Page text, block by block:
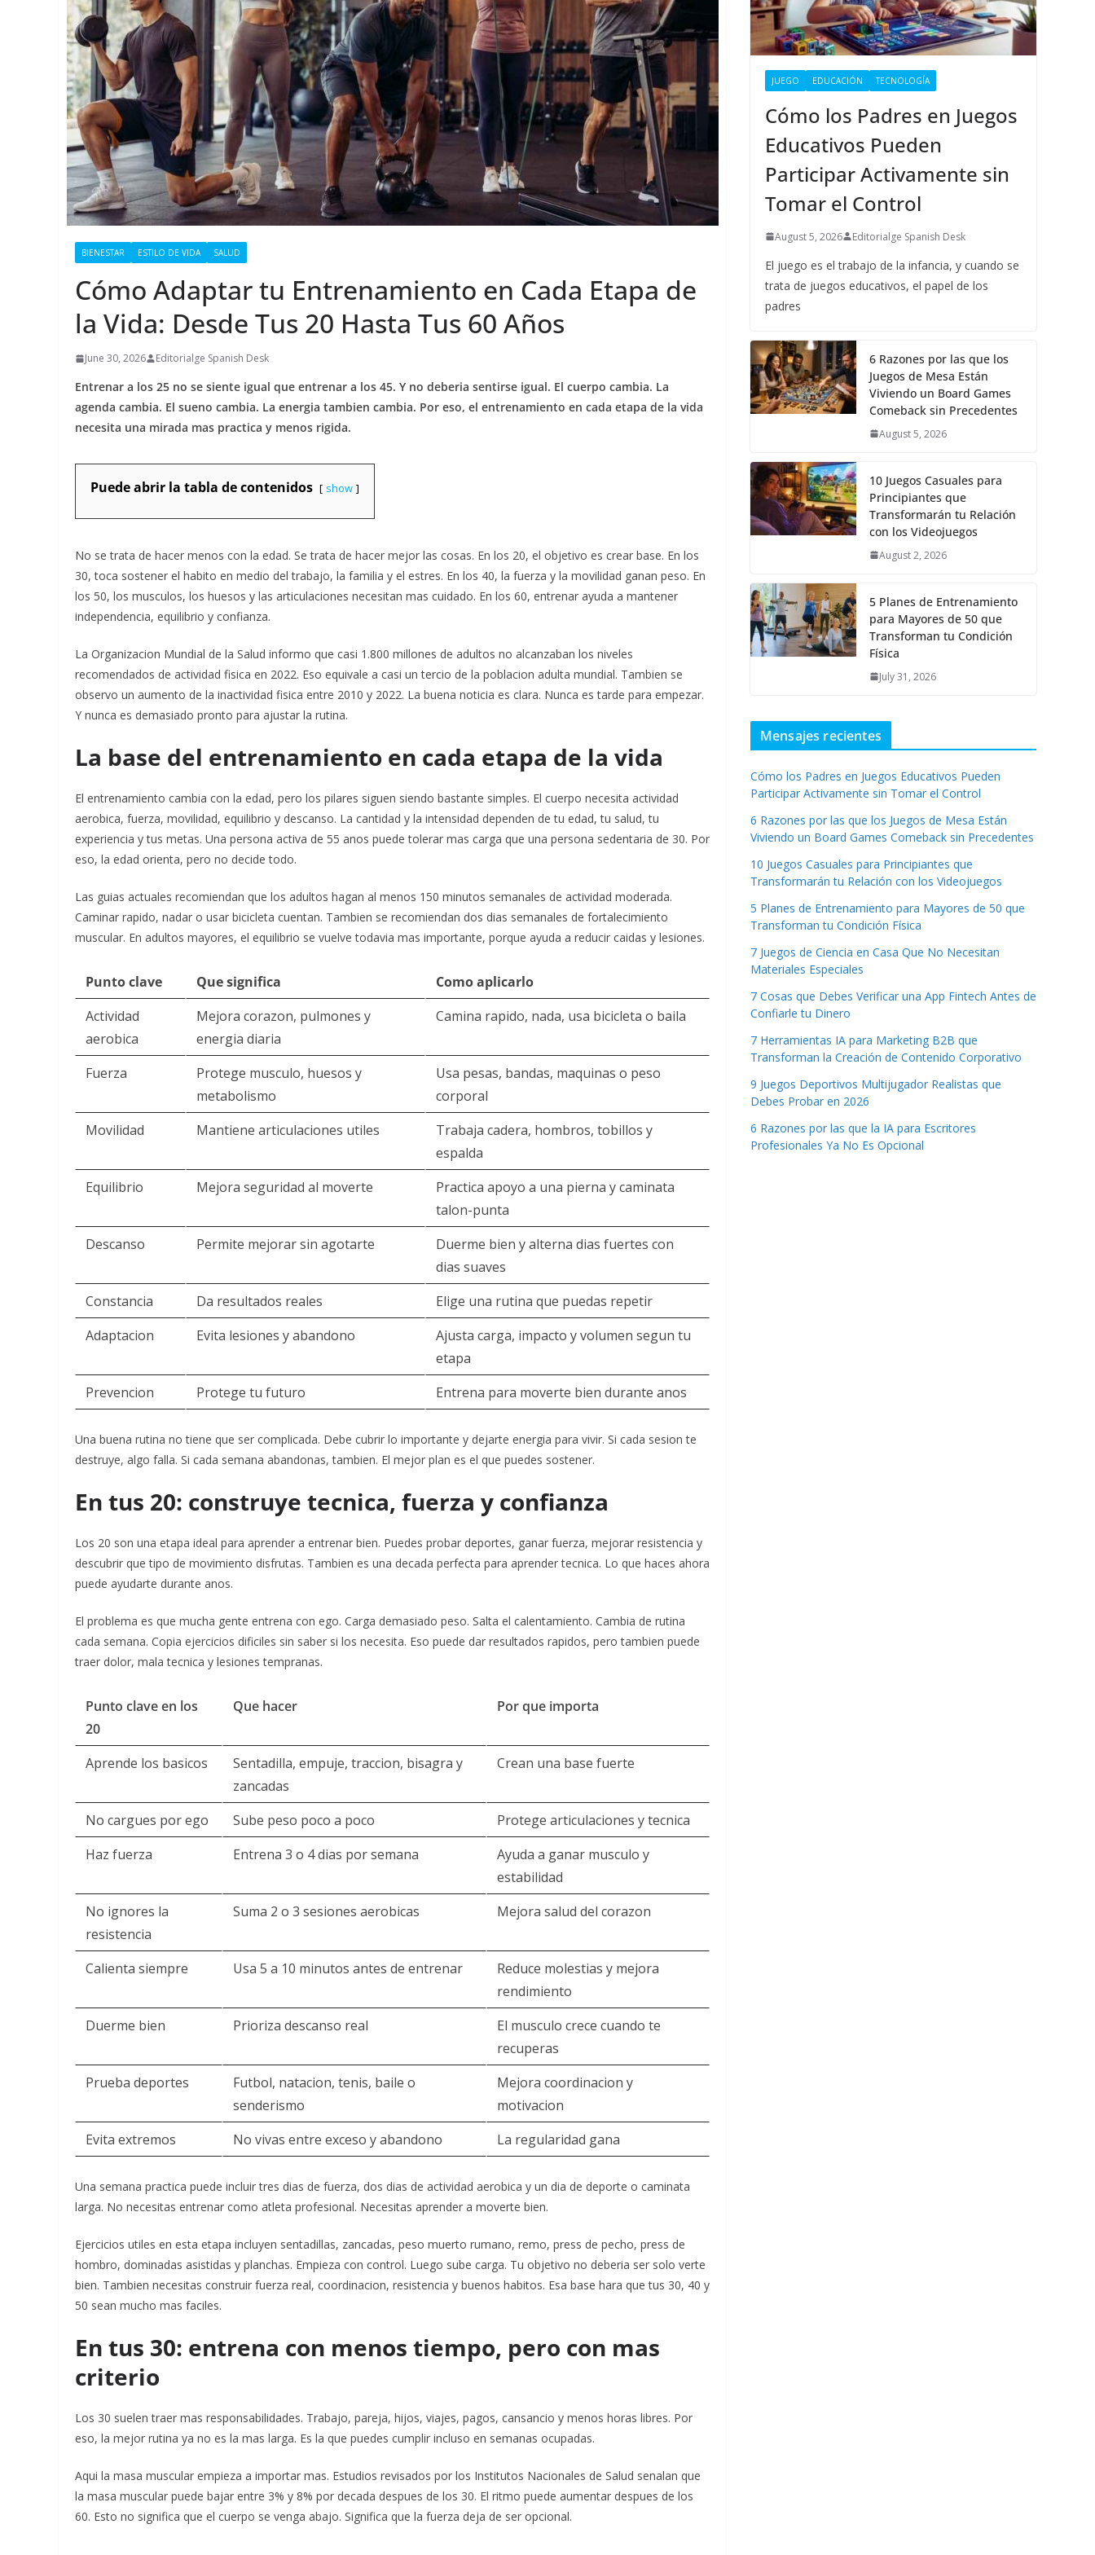
BIENESTAR ESTILO DE VIDA SALUD
Cómo Adaptar tu Entrenamiento en Cada Etapa de
la Vida: Desde Tus 20 Hasta Tus 60 Años
June 30, 2026 Editorialge Spanish Desk
Entrenar a los 25 no se siente igual que entrenar a los 45. Y no deberia sentirse igual. El cuerpo cambia. La
agenda cambia. El sueno cambia. La energia tambien cambia. Por eso, el entrenamiento en cada etapa de la vida
necesita una mirada mas practica y menos rigida.
Puede abrir la tabla de contenidos show
No se trata de hacer menos con la edad. Se trata de hacer mejor las cosas. En los 20, el objetivo es crear base. En los
30, toca sostener el habito en medio del trabajo, la familia y el estres. En los 40, la fuerza y la movilidad ganan peso. En
los 50, los musculos, los huesos y las articulaciones necesitan mas cuidado. En los 60, entrenar ayuda a mantener
independencia, equilibrio y confianza.
La Organizacion Mundial de la Salud informo que casi 1.800 millones de adultos no alcanzaban los niveles
recomendados de actividad fisica en 2022. Eso equivale a casi un tercio de la poblacion adulta mundial. Tambien se
observo un aumento de la inactividad fisica entre 2010 y 2022. La buena noticia es clara. Nunca es tarde para empezar.
Y nunca es demasiado pronto para ajustar la rutina.
La base del entrenamiento en cada etapa de la vida
El entrenamiento cambia con la edad, pero los pilares siguen siendo bastante simples. El cuerpo necesita actividad
aerobica, fuerza, movilidad, equilibrio y descanso. La cantidad y la intensidad dependen de tu edad, tu salud, tu
experiencia y tus metas. Una persona activa de 55 anos puede tolerar mas carga que una persona sedentaria de 30. Por
eso, la edad orienta, pero no decide todo.
Las guias actuales recomiendan que los adultos hagan al menos 150 minutos semanales de actividad moderada.
Caminar rapido, nadar o usar bicicleta cuentan. Tambien se recomiendan dos dias semanales de fortalecimiento
muscular. En adultos mayores, el equilibrio se vuelve todavia mas importante, porque ayuda a reducir caidas y lesiones.
Punto clave Que significa
Como aplicarlo
Actividad
aerobica
Mejora corazon, pulmones y
energia diaria
Camina rapido, nada, usa bicicleta o baila
Fuerza
Protege musculo, huesos y
metabolismo
Usa pesas, bandas, maquinas o peso
corporal
Movilidad
Mantiene articulaciones utiles
Trabaja cadera, hombros, tobillos y
espalda
Equilibrio
Mejora seguridad al moverte
Practica apoyo a una pierna y caminata
talon-punta
Descanso
Permite mejorar sin agotarte
Duerme bien y alterna dias fuertes con
dias suaves
Constancia
Da resultados reales
Elige una rutina que puedas repetir
Adaptacion
Evita lesiones y abandono
Ajusta carga, impacto y volumen segun tu
etapa
Prevencion
Protege tu futuro Entrena para moverte bien durante anos
Una buena rutina no tiene que ser complicada. Debe cubrir lo importante y dejarte energia para vivir. Si cada sesion te
destruye, algo falla. Si cada semana abandonas, tambien. El mejor plan es el que puedes sostener.
En tus 20: construye tecnica, fuerza y confianza
Los 20 son una etapa ideal para aprender a entrenar bien. Puedes probar deportes, ganar fuerza, mejorar resistencia y
descubrir que tipo de movimiento disfrutas. Tambien es una decada perfecta para aprender tecnica. Lo que haces ahora
puede ayudarte durante anos.
El problema es que mucha gente entrena con ego. Carga demasiado peso. Salta el calentamiento. Cambia de rutina
cada semana. Copia ejercicios dificiles sin saber si los necesita. Eso puede dar resultados rapidos, pero tambien puede
traer dolor, mala tecnica y lesiones tempranas.
Punto clave en los
20
Que hacer Por que importa
Aprende los basicos
Sentadilla, empuje, traccion, bisagra y
zancadas
Crean una base fuerte
No cargues por ego Sube peso poco a poco
Protege articulaciones y tecnica
Haz fuerza
Entrena 3 o 4 dias por semana
Ayuda a ganar musculo y
estabilidad
No ignores la
resistencia
Suma 2 o 3 sesiones aerobicas Mejora salud del corazon
Calienta siempre Usa 5 a 10 minutos antes de entrenar
Reduce molestias y mejora
rendimiento
Duerme bien
Prioriza descanso real
El musculo crece cuando te
recuperas
Prueba deportes
Futbol, natacion, tenis, baile o
senderismo
Mejora coordinacion y
motivacion
Evita extremos
No vivas entre exceso y abandono La regularidad gana
Una semana practica puede incluir tres dias de fuerza, dos dias de actividad aerobica y un dia de deporte o caminata
larga. No necesitas entrenar como atleta profesional. Necesitas aprender a moverte bien.
Ejercicios utiles en esta etapa incluyen sentadillas, zancadas, peso muerto rumano, remo, press de pecho, press de
hombro, dominadas asistidas y planchas. Empieza con control. Luego sube carga. Tu objetivo no deberia ser solo verte
bien. Tambien necesitas construir fuerza real, coordinacion, resistencia y buenos habitos. Esa base hara que tus 30, 40 y
50 sean mucho mas faciles.
En tus 30: entrena con menos tiempo, pero con mas
criterio
Los 30 suelen traer mas responsabilidades. Trabajo, pareja, hijos, viajes, pagos, cansancio y menos horas libres. Por
eso, la mejor rutina ya no es la mas larga. Es la que puedes cumplir incluso en semanas ocupadas.
Aqui la masa muscular empieza a importar mas. Estudios revisados por los Institutos Nacionales de Salud senalan que
la masa muscular puede bajar entre 3% y 8% por decada despues de los 30. El ritmo puede aumentar despues de los
60. Esto no significa que el cuerpo se venga abajo. Significa que la fuerza deja de ser opcional.
JUEGO EDUCACIÓN TECNOLOGÍA
Cómo los Padres en Juegos
Educativos Pueden
Participar Activamente sin
Tomar el Control
August 5, 2026 Editorialge Spanish Desk
El juego es el trabajo de la infancia, y cuando se
trata de juegos educativos, el papel de los
padres
6 Razones por las que los
Juegos de Mesa Están
Viviendo un Board Games
Comeback sin Precedentes
August 5, 2026
10 Juegos Casuales para
Principiantes que
Transformarán tu Relación
con los Videojuegos
August 2, 2026
5 Planes de Entrenamiento
para Mayores de 50 que
Transforman tu Condición
Física
July 31, 2026
Mensajes recientes
Cómo los Padres en Juegos Educativos Pueden
Participar Activamente sin Tomar el Control
6 Razones por las que los Juegos de Mesa Están
Viviendo un Board Games Comeback sin Precedentes
10 Juegos Casuales para Principiantes que
Transformarán tu Relación con los Videojuegos
5 Planes de Entrenamiento para Mayores de 50 que
Transforman tu Condición Física
7 Juegos de Ciencia en Casa Que No Necesitan
Materiales Especiales
7 Cosas que Debes Verificar una App Fintech Antes de
Confiarle tu Dinero
7 Herramientas IA para Marketing B2B que
Transforman la Creación de Contenido Corporativo
9 Juegos Deportivos Multijugador Realistas que
Debes Probar en 2026
6 Razones por las que la IA para Escritores
Profesionales Ya No Es Opcional